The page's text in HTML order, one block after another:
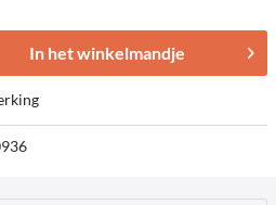
In het winkelmandje